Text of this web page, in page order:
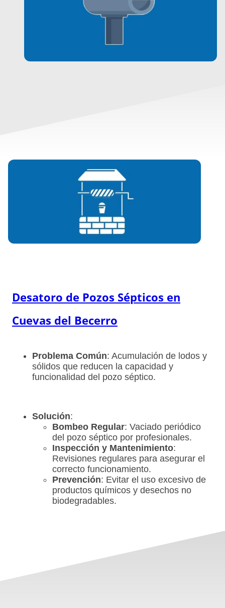
Desatoro de Pozos Sépticos en
Cuevas del Becerro
Problema Común: Acumulación de lodos y
sólidos que reducen la capacidad y
funcionalidad del pozo séptico.
Solución:
Bombeo Regular: Vaciado periódico
del pozo séptico por profesionales.
Inspección y Mantenimiento:
Revisiones regulares para asegurar el
correcto funcionamiento.
Prevención: Evitar el uso excesivo de
productos químicos y desechos no
biodegradables.